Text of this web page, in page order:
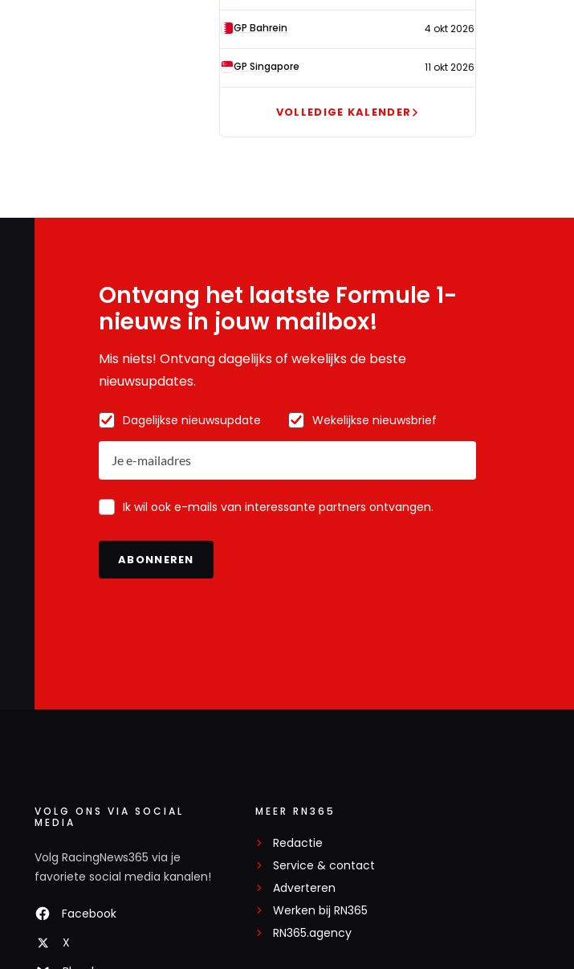
GP Bahrein 4 okt 2026
GP Singapore 11 okt 2026
VOLLEDIGE KALENDER
Ontvang het laatste Formule 1-
nieuws in jouw mailbox!
Mis niets! Ontvang dagelijks of wekelijks de beste
nieuwsupdates.
Dagelijkse nieuwsupdate Wekelijkse nieuwsbrief
Ik wil ook e-mails van interessante partners ontvangen.
ABONNEREN
VOLG ONS VIA SOCIAL
MEDIA
Volg RacingNews365 via je
favoriete social media kanalen!
Facebook
X
MEER RN365
Redactie
Service & contact
Adverteren
Werken bij RN365
RN365.agency